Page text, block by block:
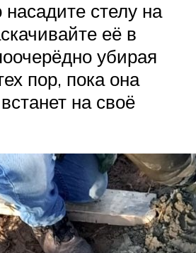
насадите стелу на
её в
убирая
пор, пока она
на своё